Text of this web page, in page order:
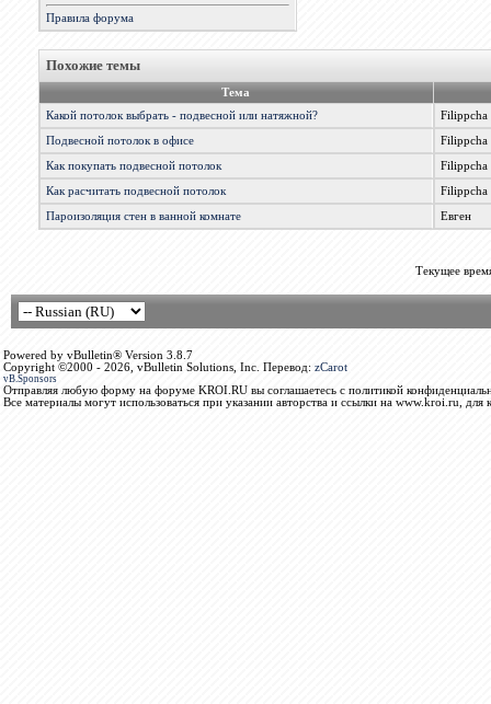
Правила форума
Похожие темы
Тема
Какой потолок выбрать - подвесной или натяжной?
Filippcha
Подвесной потолок в офисе Filippcha
Как покупать подвесной потолок Filippcha
Как расчитать подвесной потолок Filippcha
Пароизоляция стен в ванной комнате Евген
Текущее
Powered by vBulletin® Version 3.8.7
Copyright ©2000 - 2026, vBulletin Solutions, Inc. Перевод: zCarot
vB.Sponsors
Отправляя любую форму на форуме KROI.RU вы соглашаетесь с политикой
Все материалы могут использоваться при указании авторства и ссылки на www.kroi.ru, для